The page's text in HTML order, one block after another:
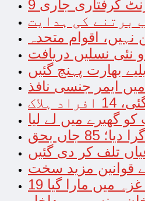
اقوام متحدہ
نئی نسلیں دریافت
بھارت پہنچ گئیں
ایمر جنسی نافذ
کو گھیرے میں لے لیا
بحق
تلف کر دی گئیں
قوانین مزید سخت
میں مارا گیا